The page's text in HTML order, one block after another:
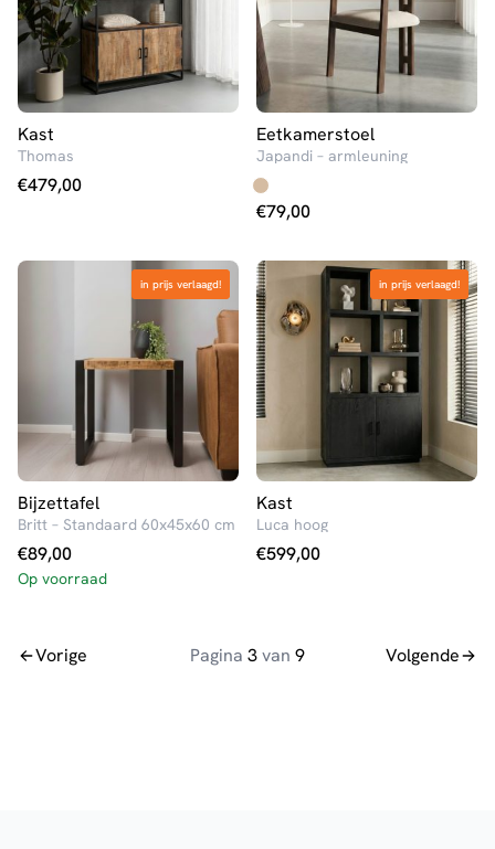
Kast
Thomas
€479,00
Eetkamerstoel
Japandi – armleuning
€79,00
in prijs verlaagd!
in prijs verlaagd!
Bijzettafel
Britt – Standaard 60x45x60 cm
€89,00
Op voorraad
in prijs verlaagd!
in prijs verlaagd!
Kast
Luca hoog
€599,00
Vorige Pagina 3van 9 Volgende